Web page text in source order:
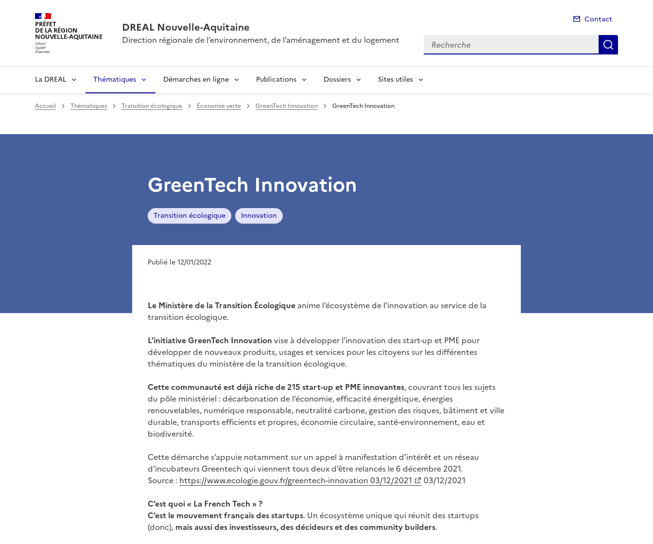
PRÉFET
DE LA RÉGION
NOUVELLE-AQUITAINE
DREAL Nouvelle-Aquitaine
Direction régionale de l’environnement, de l’aménagement et du logement
Contact
Recherche
La DREAL Thématiques Démarches en ligne Publications Dossiers Sites utiles
Accueil Thématiques Transition écologique Économie verte GreenTech Innovation GreenTech Innovation
GreenTech Innovation
Transition écologique Innovation
Publié le 12/01/2022
Le Ministère de la Transition Écologique anime l’écosystème de l’innovation au service de la
transition écologique.
L’initiative GreenTech Innovation vise à développer l’innovation des start-up et PME pour
développer de nouveaux produits, usages et services pour les citoyens sur les différentes
thématiques du ministère de la transition écologique.
Cette communauté est déjà riche de 215 start-up et PME innovantes, couvrant tous les sujets
du pôle ministériel : décarbonation de l’économie, efficacité énergétique, énergies
renouvelables, numérique responsable, neutralité carbone, gestion des risques, bâtiment et ville
durable, transports efficients et propres, économie circulaire, santé-environnement, eau et
biodiversité.
Cette démarche s’appuie notamment sur un appel à manifestation d’intérêt et un réseau
d’incubateurs Greentech qui viennent tous deux d’être relancés le 6 décembre 2021.
Source : https://www.ecologie.gouv.fr/greentech-innovation 03/12/2021
03/12/2021
C’est quoi « La French Tech » ?
C’est le mouvement français des startups. Un écosystème unique qui réunit des startups
(donc), mais aussi des investisseurs, des décideurs et des community builders.